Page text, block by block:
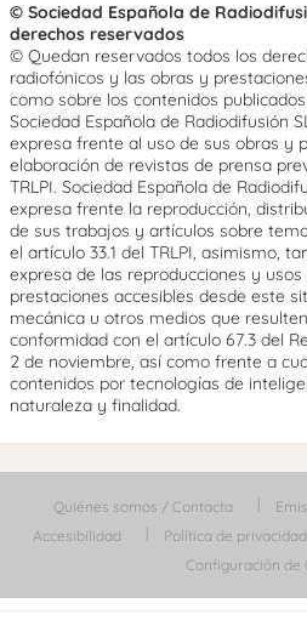
© Sociedad Española de
derechos reservados
© Quedan reservados todos los
radiofónicos y las obras y
como sobre los contenidos
Sociedad Española de Radiodifusión
expresa frente al uso de sus obras y
elaboración de revistas de prensa
TRLPI. Sociedad Española de
expresa frente la reproducción,
de sus trabajos y artículos sobre
el artículo 33.1 del TRLPI, asimismo,
expresa de las reproducciones y
prestaciones accesibles desde este
mecánica u otros medios que
conformidad con el artículo 67.3 del
2 de noviembre, así como frente a
contenidos por tecnologías de
naturaleza y finalidad.
Quiénes somos / Contacta
Accesibilidad
Política de privacidad
Configuración de